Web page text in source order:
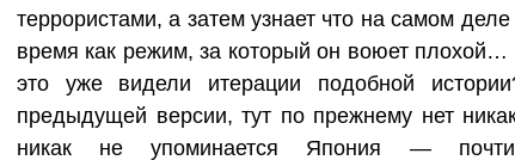
террористами, а затем узнает что на самом
время как режим, за который он воюет плохой…
это уже видели итерации подобной
предыдущей версии, тут по прежнему нет
никак не упоминается Япония —